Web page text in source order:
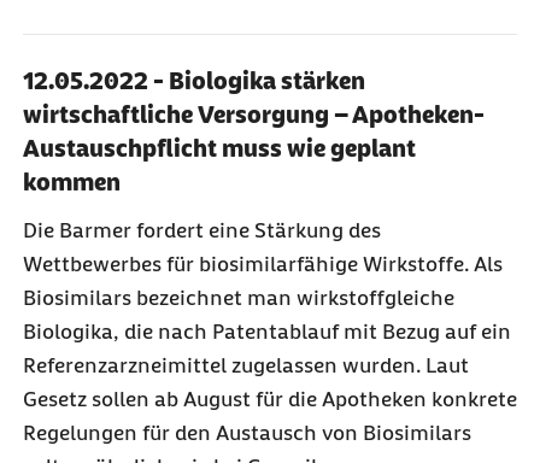
12.05.2022 - Biologika stärken
wirtschaftliche Versorgung – Apotheken-
Austauschpflicht muss wie geplant
kommen
Die Barmer fordert eine Stärkung des
Wettbewerbes für biosimilarfähige Wirkstoffe. Als
Biosimilars bezeichnet man wirkstoffgleiche
Biologika, die nach Patentablauf mit Bezug auf ein
Referenzarzneimittel zugelassen wurden. Laut
Gesetz sollen ab August für die Apotheken konkrete
Regelungen für den Austausch von Biosimilars